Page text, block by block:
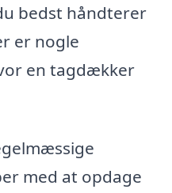
bedst håndterer
er nogle
en tagdækker
med at opdage